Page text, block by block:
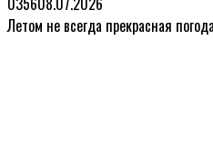
Летом не всегда прекрасная